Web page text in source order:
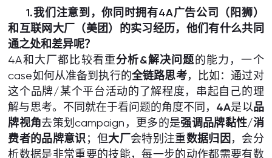
1.我们注意到，你同时拥有4A广告公司（阳狮）
和互联网大厂（美团）的实习经历，他们有什么共同
通之处和差异呢？
4A和大厂都比较看重分析&解决问题的能力，一个
case如何从准备到执行的全链路思考，比如：通过对
这个品牌/某个平台活动的了解程度，串起自己的理
解与思考。不同就在于看问题的角度不同， 4A是以品
牌视角去策划campaign，更多的是强调品牌黏性/消
费者的品牌意识；但大厂会特别注重数据归因 ，会分
析数据是非常重要的技能，每一步的动作都需要有数